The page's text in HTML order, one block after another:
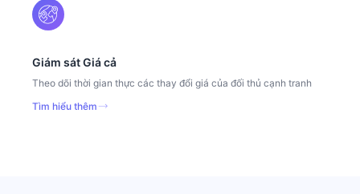
Giám sát Giá cả
Theo dõi thời gian thực các thay đổi giá của đối thủ cạnh tranh
Tìm hiểu thêm